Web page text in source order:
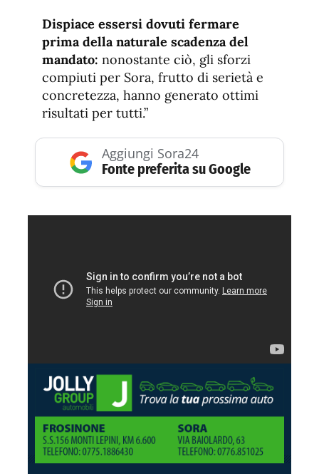
Dispiace essersi dovuti fermare
prima della naturale scadenza del
mandato: nonostante ciò, gli sforzi
compiuti per Sora, frutto di serietà e
concretezza, hanno generato ottimi
risultati per tutti.”
Aggiungi Sora24
Fonte preferita su Google